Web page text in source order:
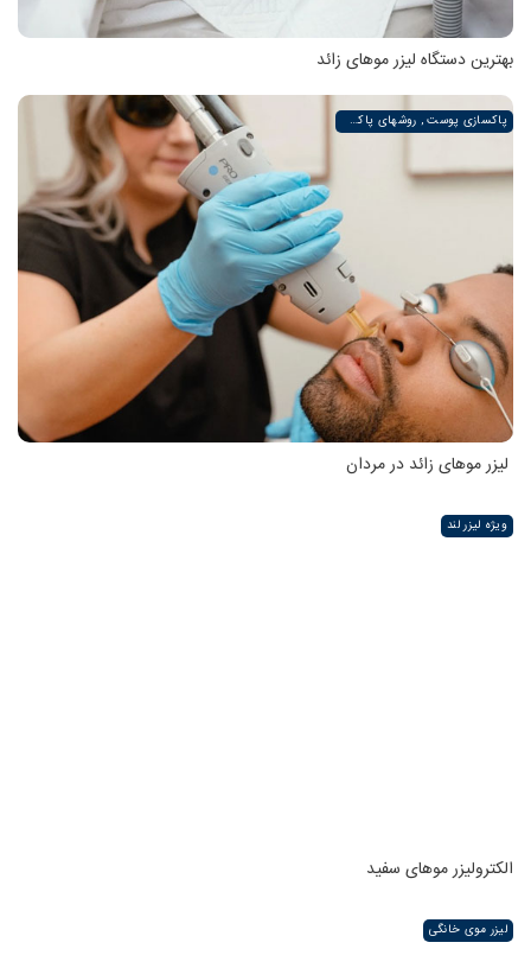
بهترین دستگاه لیزر موهای زائد
پاکسازی پوست , روشهای پاکسازی پوست صورت و دست , پاکسازی انواع مختلف پوست | لیزر لند
لیزر موهای زائد در مردان
ویژه لیزر لند
الکترولیزر موهای سفید
لیزر موی خانگی